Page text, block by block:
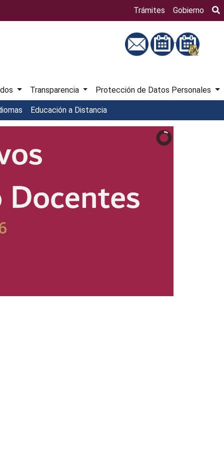
Trámites Gobierno
Transparencia Protección de Datos Personales
Educación a Distancia